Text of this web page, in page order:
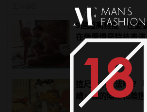
9個超高難度「性愛
在做愛還是特技表
這樣變型男
這尺寸不合法吧？
繪」裡的陰莖和陰